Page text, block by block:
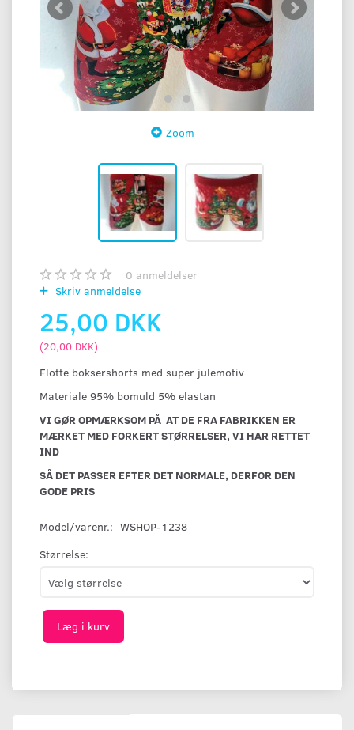
Zoom
0 anmeldelser
Skriv anmeldelse
25,00 DKK
(20,00 DKK)
Flotte boksershorts med super julemotiv
Materiale 95% bomuld 5% elastan
VI GØR OPMÆRKSOM PÅ AT DE FRA FABRIKKEN ER
MÆRKET MED FORKERT STØRRELSER, VI HAR RETTET
IND
SÅ DET PASSER EFTER DET NORMALE, DERFOR DEN
GODE PRIS
Model/varenr.: WSHOP-1238
Størrelse:
Læg i kurv